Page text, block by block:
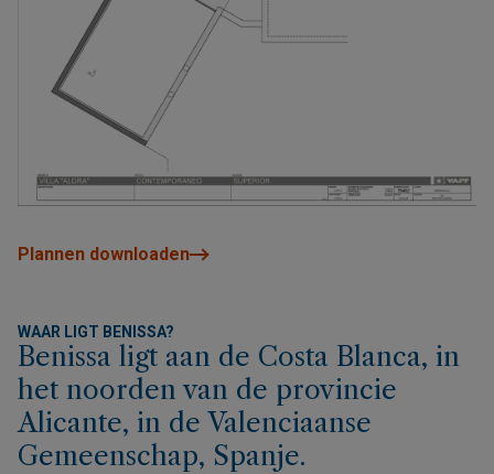
Plannen downloaden
WAAR LIGT BENISSA?
Benissa ligt aan de Costa Blanca, in
het noorden van de provincie
Alicante, in de Valenciaanse
Gemeenschap, Spanje.